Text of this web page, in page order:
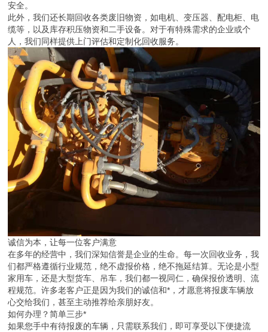
安全。
此外，我们还长期回收各类废旧物资，如电机、变压器、配电柜、电
缆等，以及库存积压物资和二手设备。对于有特殊需求的企业或个
人，我们同样提供上门评估和定制化回收服务。
诚信为本，让每一位客户满意
在多年的经营中，我们深知信誉是企业的生命。每一次回收业务，我
们都严格遵循行业规范，绝不虚报价格，绝不拖延结算。无论是小型
家用车，还是大型货车、吊车，我们都一视同仁，确保报价透明、流
程规范。许多老客户正是因为我们的诚信和*，才愿意将报废车辆放
心交给我们，甚至主动推荐给亲朋好友。
如何办理？简单三步*
如果您手中有待报废的车辆，只需联系我们，即可享受以下便捷流